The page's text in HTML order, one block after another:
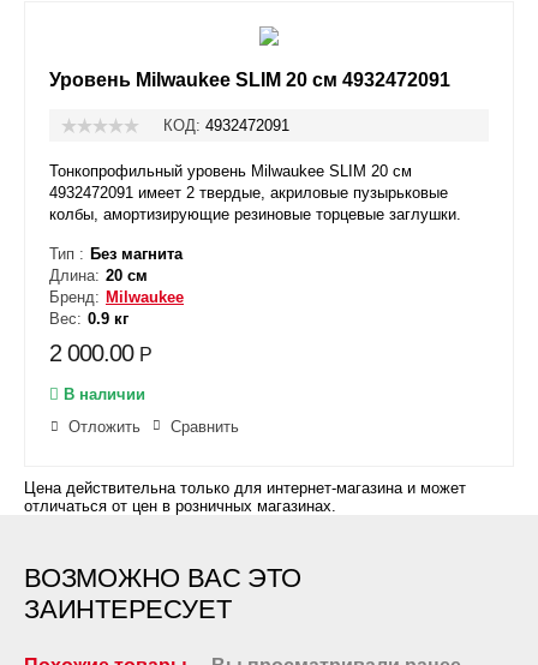
Уровень Milwaukee SLIM 20 см 4932472091
КОД: 4932472091
Тонкопрофильный уровень Milwaukee SLIM 20 см
4932472091 имеет 2 твердые, акриловые пузырьковые
колбы, амортизирующие резиновые торцевые заглушки.
Тип : Без магнита
Длина: 20 см
Бренд: Milwaukee
Вес: 0.9 кг
2 000.00 Р
В наличии
Отложить
Сравнить
Цена действительна только для интернет-магазина и может
отличаться от цен в розничных магазинах.
ВОЗМОЖНО ВАС ЭТО
ЗАИНТЕРЕСУЕТ